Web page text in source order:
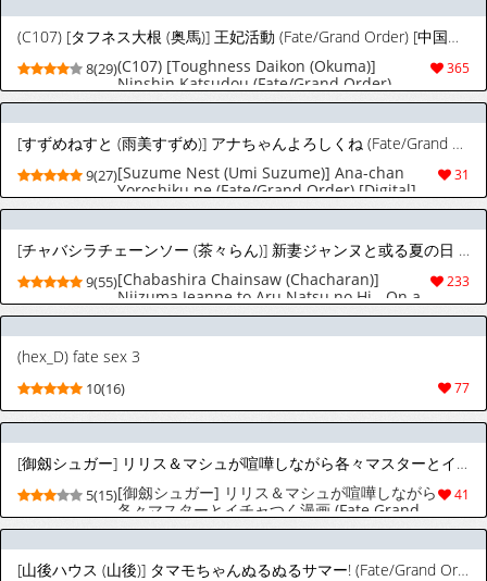
(C107) [タフネス大根 (奥馬)] 王妃活動 (Fate/Grand Order) [中国翻訳]
365
8(29)(C107) [Toughness Daikon (Okuma)]
Ninshin Katsudou (Fate/Grand Order)
[Chinese]
[すずめねすと (雨美すずめ)] アナちゃんよろしくね (Fate/Grand Order) [DL版]
31
9(27)[Suzume Nest (Umi Suzume)] Ana-chan
Yoroshiku ne (Fate/Grand Order) [Digital]
[チャバシラチェーンソー (茶々らん)] 新妻ジャンヌと或る夏の日 (Fate/Grand Order) [英訳] [DL版]
233
9(55)[Chabashira Chainsaw (Chacharan)]
Niizuma Jeanne to Aru Natsu no Hi - On a
hot summer day we made love | On a hot
summer day, me and my newlywed wife
Jeanne, made love! (Fate/Grand Order)
[English] [Digital]
(hex_D) fate sex 3
77
10(16)
[御劔シュガー] リリス＆マシュが喧嘩しながら各々マスターとイチャつく漫画 (Fate Grand Order)
41
5(15)[御劔シュガー] リリス＆マシュが喧嘩しながら
各々マスターとイチャつく漫画 (Fate Grand
Order)
[山後ハウス (山後)] タマモちゃんぬるぬるサマー! (Fate/Grand Order) [DL版]